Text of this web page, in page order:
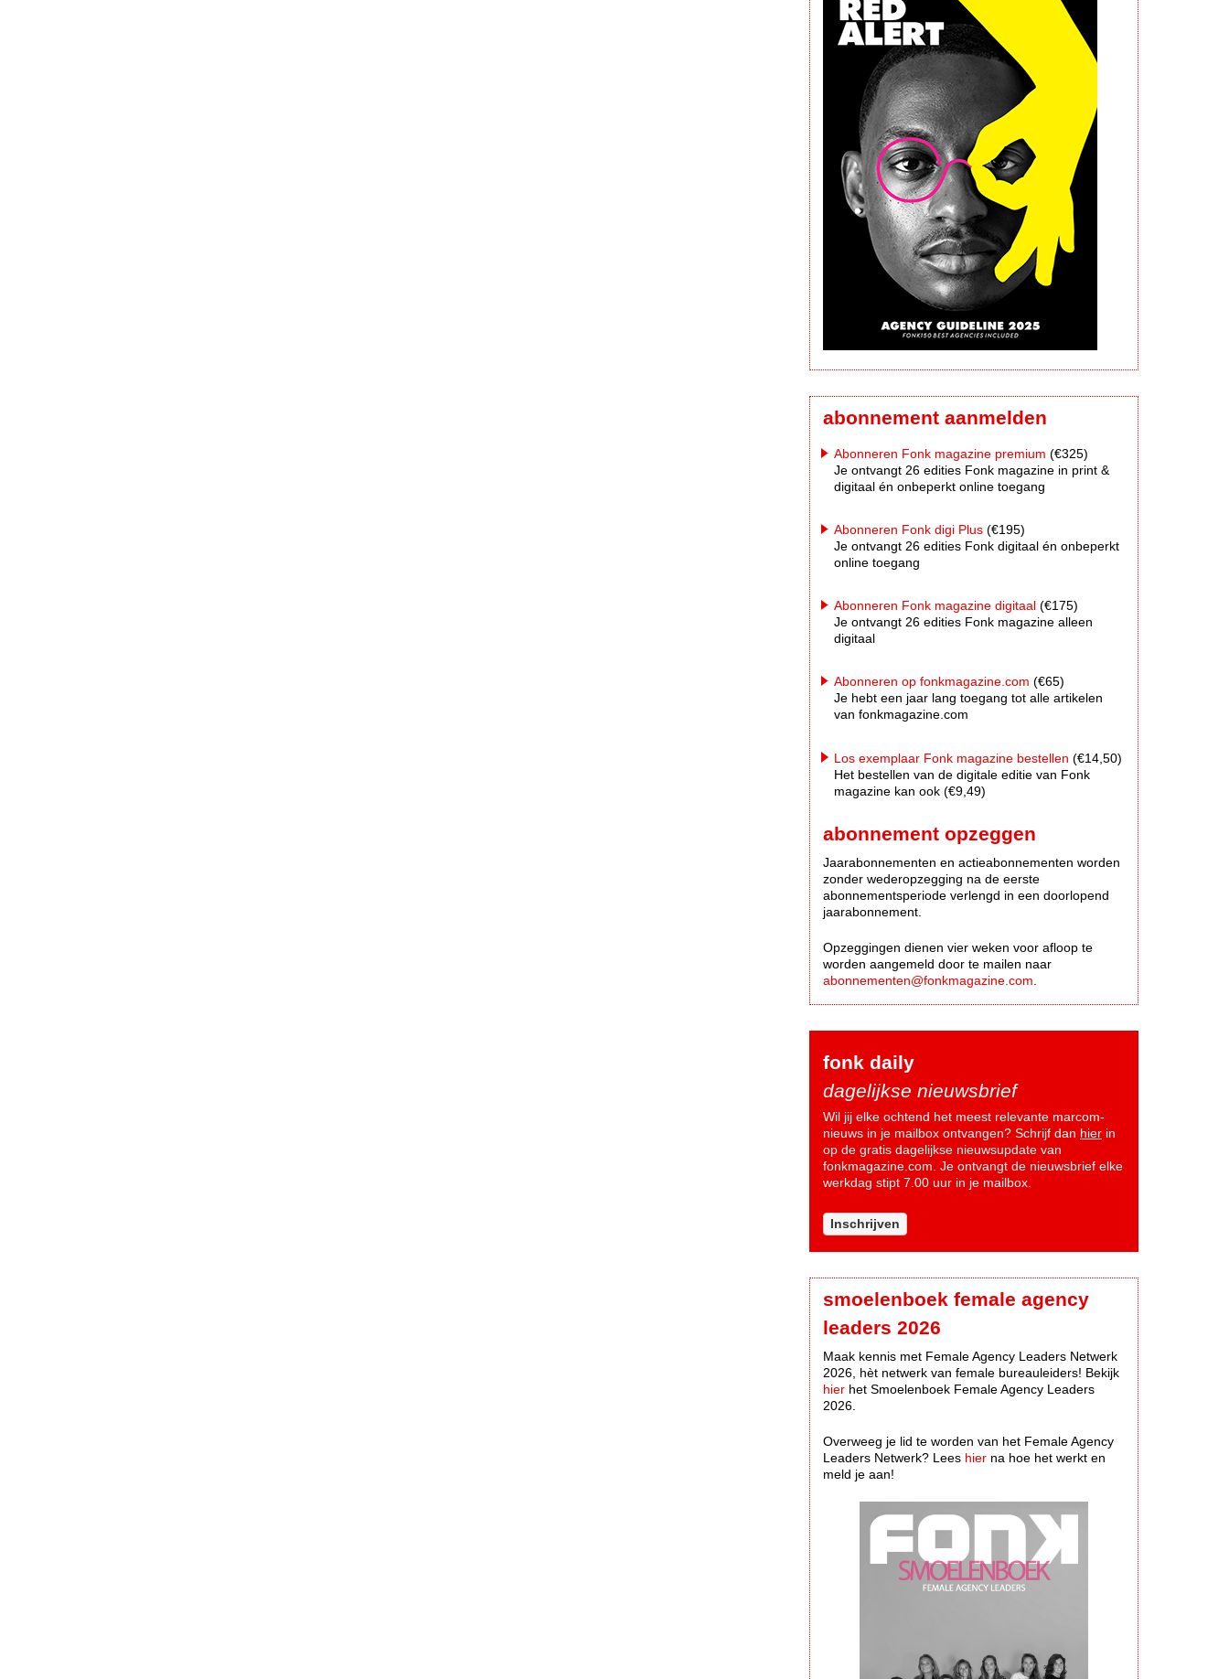
abonnement aanmelden
Abonneren Fonk magazine premium (€325)
Je ontvangt 26 edities Fonk magazine in print &
digitaal én onbeperkt online toegang
Abonneren Fonk digi Plus (€195)
Je ontvangt 26 edities Fonk digitaal én onbeperkt
online toegang
Abonneren Fonk magazine digitaal (€175)
Je ontvangt 26 edities Fonk magazine alleen
digitaal
Abonneren op fonkmagazine.com (€65)
Je hebt een jaar lang toegang tot alle artikelen
van fonkmagazine.com
Los exemplaar Fonk magazine bestellen (€14,50)
Het bestellen van de digitale editie van Fonk
magazine kan ook (€9,49)
abonnement opzeggen
Jaarabonnementen en actieabonnementen worden
zonder wederopzegging na de eerste
abonnementsperiode verlengd in een doorlopend
jaarabonnement.
Opzeggingen dienen vier weken voor afloop te
worden aangemeld door te mailen naar
abonnementen@fonkmagazine.com
fonk daily
dagelijkse nieuwsbrief
Wil jij elke ochtend het meest relevante marcom-
nieuws in je mailbox ontvangen? Schrijf dan hier in
op de gratis dagelijkse nieuwsupdate van
fonkmagazine.com. Je ontvangt de nieuwsbrief elke
werkdag stipt 7.00 uur in je mailbox.
Inschrijven
smoelenboek female agency
leaders 2026
Maak kennis met Female Agency Leaders Netwerk
2026, hèt netwerk van female bureauleiders! Bekijk
hier het Smoelenboek Female Agency Leaders
2026.
Overweeg je lid te worden van het Female Agency
Leaders Netwerk? Lees hier na hoe het werkt en
meld je aan!